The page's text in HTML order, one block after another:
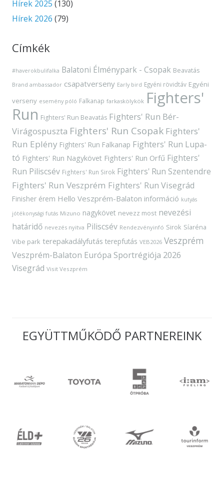
Hírek 2025 (130)
Hírek 2026 (79)
Címkék
#haverokbulifalka Balatoni Élménypark - Csopak Beavatás
Brand ambassador csapatverseny Early bird Egyéni rövidtáv Egyéni
verseny esemény póló Falkanap farkaskölykök Fighters'
Run Fighters' Run Beavatás Fighters' Run Bér-
Virágospuszta Fighters' Run Csopak Fighters'
Run Eplény Fighters' Run Falkanap Fighters' Run Lupa-
tó Fighters' Run Nagykövet Fighters' Run Orfű Fighters'
Run Piliscsév Fighters' Run Sirok Fighters' Run Szentendre
Fighters' Run Veszprém Fighters' Run Visegrád
Finisher érem Hello Veszprém-Balaton információ kutyás
jótékonysági futás Mizuno nagykövet nevezz most nevezési
határidő nevezés nyitva Piliscsév Rendezvényinfó Sirok Síaréna
Vibe park terepakadályfutás terepfutás VEB2026 Veszprém
Veszprém-Balaton Európa Sportrégiója 2026
Visegrád Visit Veszprém
EGYÜTTMŰKÖDŐ PARTNEREINK